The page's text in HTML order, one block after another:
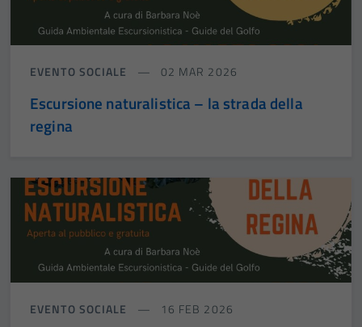
EVENTO SOCIALE 02 MAR 2026
Escursione naturalistica – la strada della
regina
EVENTO SOCIALE 16 FEB 2026